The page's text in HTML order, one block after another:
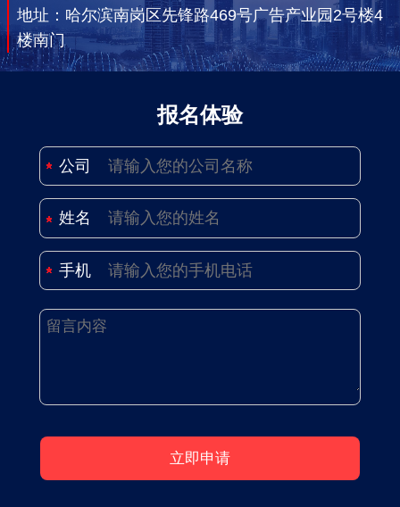
地址：哈尔滨南岗区先锋路469号广告产业园2号楼4
楼南门
报名体验
公司
姓名
手机